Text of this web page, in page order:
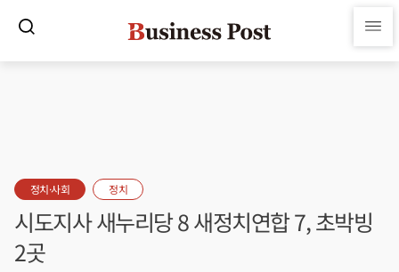
정치·사회 정치
시도지사 새누리당 8 새정치연합 7, 초박빙
2곳